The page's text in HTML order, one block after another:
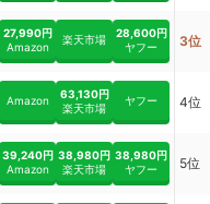
27,990円
Amazon
楽天市場
28,600円
ヤフー
3位
Amazon
63,130円
楽天市場
ヤフー 4位
39,240円
Amazon
38,980円
楽天市場
38,980円
ヤフー
5位